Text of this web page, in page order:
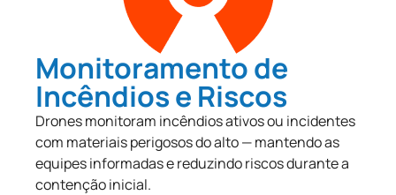
Monitoramento de
Incêndios e Riscos
Drones monitoram incêndios ativos ou incidentes
com materiais perigosos do alto — mantendo as
equipes informadas e reduzindo riscos durante a
contenção inicial.